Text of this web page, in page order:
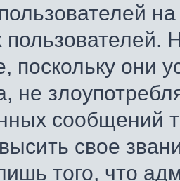
поскольку они
не
сообщений
свое
того, что